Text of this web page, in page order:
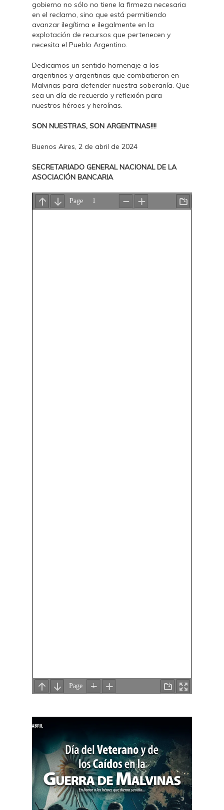
gobierno no sólo no tiene la firmeza necesaria
en el reclamo, sino que está permitiendo
avanzar ilegítima e ilegalmente en la
explotación de recursos que pertenecen y
necesita el Pueblo Argentino.
Dedicamos un sentido homenaje a los
argentinos y argentinas que combatieron en
Malvinas para defender nuestra soberanía. Que
sea un día de recuerdo y reflexión para
nuestros héroes y heroínas.
SON NUESTRAS, SON ARGENTINAS!!!!
Buenos Aires, 2 de abril de 2024
SECRETARIADO GENERAL NACIONAL DE LA
ASOCIACIÓN BANCARIA